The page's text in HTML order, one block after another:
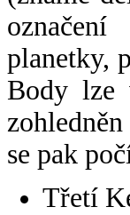
planetky,
Body lze
se pak
Třetí